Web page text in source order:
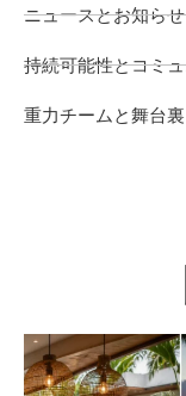
ニュースとお知らせ
持続可能性とコミ
重力チームと舞台裏